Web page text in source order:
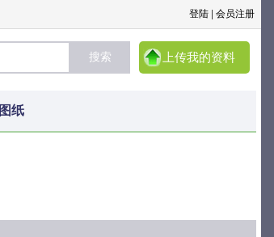
登陆 会员注册
上传我的资料
图纸